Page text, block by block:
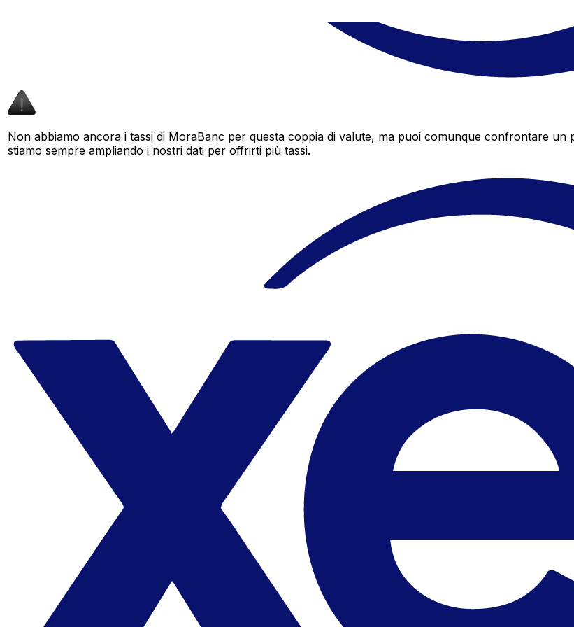
Non abbiamo ancora i tassi di MoraBanc per questa coppia di valute, ma puoi comunque confrontare
stiamo sempre ampliando i nostri dati per offrirti più tassi.